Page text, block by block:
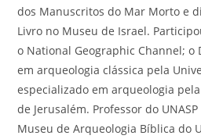
dos Manuscritos do Mar Morto e
Livro no Museu de Israel.
o National Geographic Channel; o
em arqueologia clássica pela
especializado em arqueologia
de Jerusalém. Professor do
Museu de Arqueologia Bíblica do